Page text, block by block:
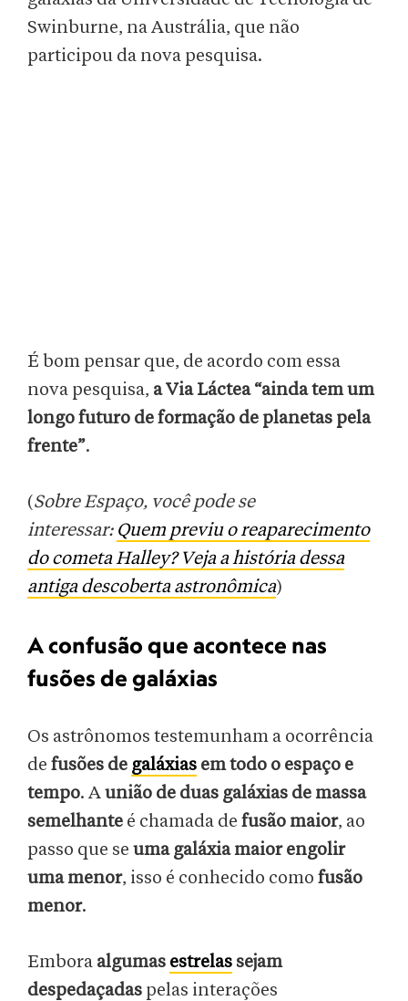
Swinburne, na Austrália, que não
participou da nova pesquisa.
É bom pensar que, de acordo com essa
nova pesquisa, a Via Láctea “ainda tem um
longo futuro de formação de planetas pela
frente”.
(Sobre Espaço, você pode se
interessar: Quem previu o reaparecimento
do cometa Halley? Veja a história dessa
antiga descoberta astronômica)
A confusão que acontece nas
fusões de galáxias
Os astrônomos testemunham a ocorrência
de fusões de galáxias em todo o espaço e
tempo. Aunião de duas galáxias de massa
semelhante é chamada de fusão maior, ao
passo que se uma galáxia maior engolir
uma menor, isso é conhecido como fusão
menor.
Embora algumas estrelas sejam
despedaçadas pelas interações